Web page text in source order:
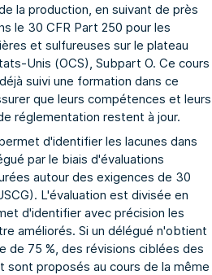
la production, en suivant de près
le 30 CFR Part 250 pour les
et sulfureuses sur le plateau
Unis (OCS), Subpart O. Ce cours
suivi une formation dans ce
que leurs compétences et leurs
réglementation restent à jour.
d'identifier les lacunes dans
par le biais d'évaluations
autour des exigences de 30
L'évaluation est divisée en
d'identifier avec précision les
améliorés. Si un délégué n'obtient
de 75 %, des révisions ciblées des
sont proposés au cours de la même